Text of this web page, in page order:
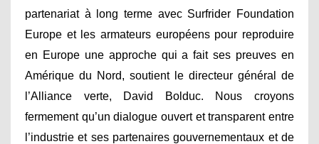
partenariat à long terme avec Surfrider Foundation
Europe et les armateurs européens pour reproduire
en Europe une approche qui a fait ses preuves en
Amérique du Nord, soutient le directeur général de
l’Alliance verte, David Bolduc. Nous croyons
fermement qu’un dialogue ouvert et transparent entre
l’industrie et ses partenaires gouvernementaux et de